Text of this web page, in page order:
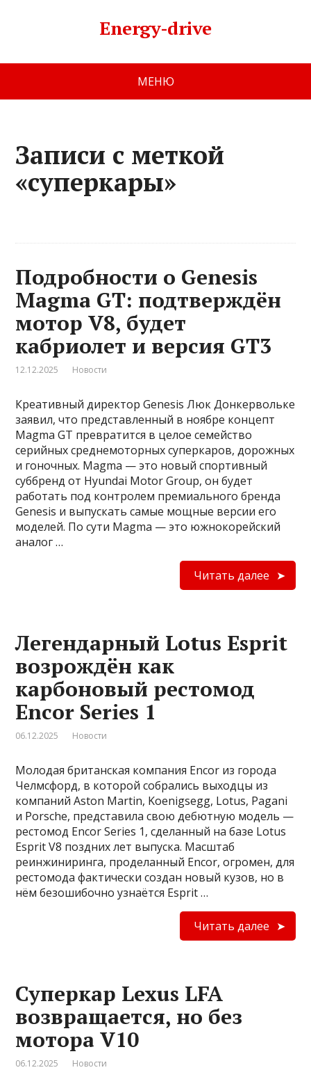
Energy-drive
МЕНЮ
Записи с меткой
«суперкары»
Подробности о Genesis
Magma GT: подтверждён
мотор V8, будет
кабриолет и версия GT3
12.12.2025 Новости
Креативный директор Genesis Люк Донкервольке
заявил, что представленный в ноябре концепт
Magma GT превратится в целое семейство
серийных среднемоторных суперкаров, дорожных
и гоночных. Magma — это новый спортивный
суббренд от Hyundai Motor Group, он будет
работать под контролем премиального бренда
Genesis и выпускать самые мощные версии его
моделей. По сути Magma — это южнокорейский
аналог …
Читать далее
Легендарный Lotus Esprit
возрождён как
карбоновый рестомод
Encor Series 1
06.12.2025 Новости
Молодая британская компания Encor из города
Челмсфорд, в которой собрались выходцы из
компаний Aston Martin, Koenigsegg, Lotus, Pagani
и Porsche, представила свою дебютную модель —
рестомод Encor Series 1, сделанный на базе Lotus
Esprit V8 поздних лет выпуска. Масштаб
реинжиниринга, проделанный Encor, огромен, для
рестомода фактически создан новый кузов, но в
нём безошибочно узнаётся Esprit …
Читать далее
Суперкар Lexus LFA
возвращается, но без
мотора V10
06.12.2025 Новости